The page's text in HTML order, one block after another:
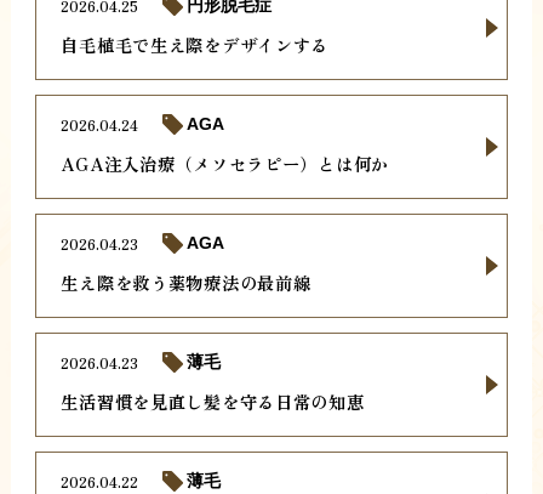
自毛植毛で生え際をデザインする
2026.04.25 円形脱毛症
AGA注入治療（メソセラピー）とは何か
2026.04.24 AGA
生え際を救う薬物療法の最前線
2026.04.23 AGA
生活習慣を見直し髪を守る日常の知恵
2026.04.23 薄毛
2026.04.22 薄毛